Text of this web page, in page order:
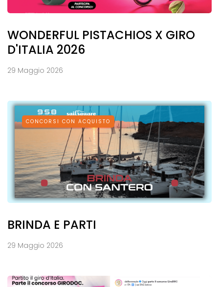
WONDERFUL PISTACHIOS X GIRO
D'ITALIA 2026
29 Maggio 2026
CONCORSI CON ACQUISTO
BRINDA E PARTI
29 Maggio 2026